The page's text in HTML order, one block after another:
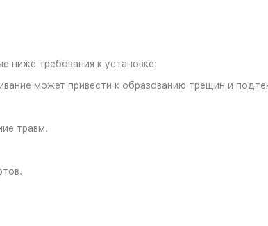
ниже требования к установке:
может привести к образованию трещин и
травм.